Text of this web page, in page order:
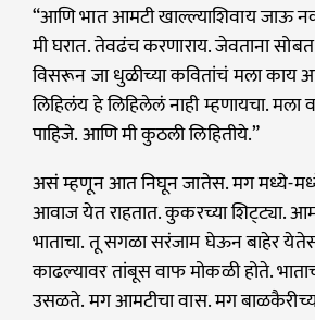
“आणि भात आमटी खाल्ल्या‌शिवाय जाऊ
मी घरात. तेवढंच करणाराय. जेवताना
विसरून जा धुळीच्या कवितांचं मला काय
लिहिलंय हे लिहिलेलं नाही म्हणायचा. मला
पाहिजे. आणि मी कुठली लिहितीये.”
असं म्हणून आत निघून जातेस. मग मध्ये-
आवाज येत राहतात. कुकरच्या शिट्‌ट्या.
भाताचा. तू सगळा सरंजाम घेऊन बाहेर
काढल्यावर तांबूस वाफ मोकळी होते.
उसळते. मग आमटीचा वास. मग